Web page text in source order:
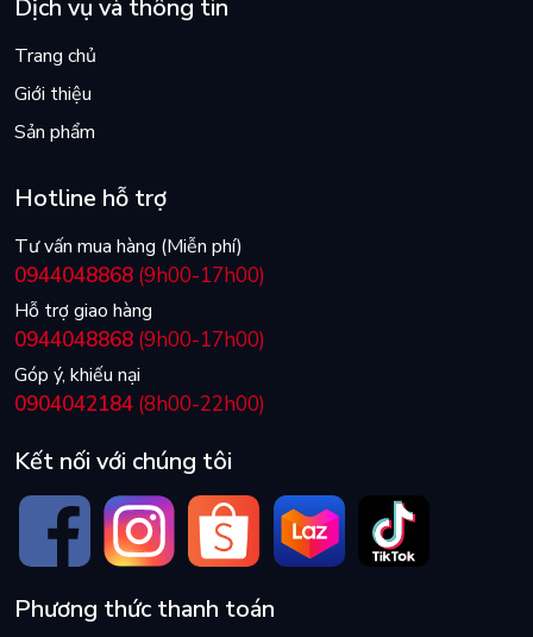
Dịch vụ và thông tin
Trang chủ
Giới thiệu
Sản phẩm
Hotline hỗ trợ
Tư vấn mua hàng (Miễn phí)
0944048868 (9h00-17h00)
Hỗ trợ giao hàng
0944048868 (9h00-17h00)
Góp ý, khiếu nại
0904042184 (8h00-22h00)
Kết nối với chúng tôi
Phương thức thanh toán